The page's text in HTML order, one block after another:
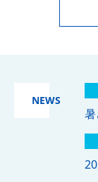
NEWS